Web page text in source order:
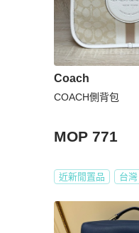
Coach
COACH側背包
MOP 771
近新閒置品 台灣